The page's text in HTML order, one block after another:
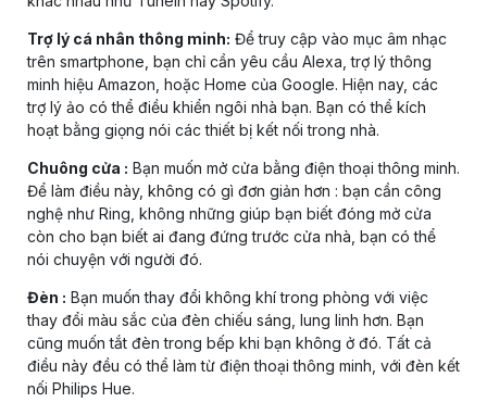
Trợ lý cá nhân thông minh: Để truy cập vào mục âm nhạc
trên smartphone, bạn chỉ cần yêu cầu Alexa, trợ lý thông
minh hiệu Amazon, hoặc Home của Google. Hiện nay, các
trợ lý ảo có thể điều khiển ngôi nhà bạn. Bạn có thể kích
hoạt bằng giọng nói các thiết bị kết nối trong nhà.
Chuông cửa : Bạn muốn mở cửa bằng điện thoại thông minh.
Để làm điều này, không có gì đơn giản hơn : bạn cần công
nghệ như Ring, không những giúp bạn biết đóng mở cửa
còn cho bạn biết ai đang đứng trước cửa nhà, bạn có thể
nói chuyện với người đó.
Đèn : Bạn muốn thay đổi không khí trong phòng với việc
thay đổi màu sắc của đèn chiếu sáng, lung linh hơn. Bạn
cũng muốn tắt đèn trong bếp khi bạn không ở đó. Tất cả
điều này đều có thể làm từ điện thoại thông minh, với đèn kết
nối Philips Hue.